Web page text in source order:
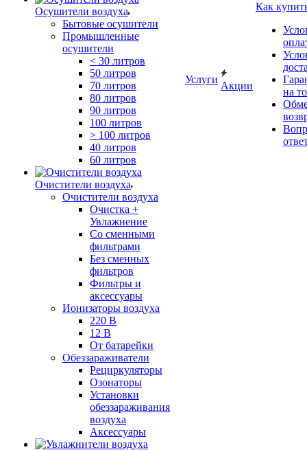
Осушители воздуха
Бытовые осушители
Промышленные
осушители
< 30 литров
50 литров
70 литров
80 литров
90 литров
100 литров
> 100 литров
40 литров
60 литров
Очистители воздуха
Очистители воздуха
Очистка +
Увлажнение
Cо сменными
фильтрами
Без сменных
фильтров
Фильтры и
аксессуары
Ионизаторы воздуха
220 В
12 В
От батарейки
Обеззараживатели
Рециркуляторы
Озонаторы
Установки
обеззараживания
воздуха
Аксессуары
Услуги
Акции
Как
на